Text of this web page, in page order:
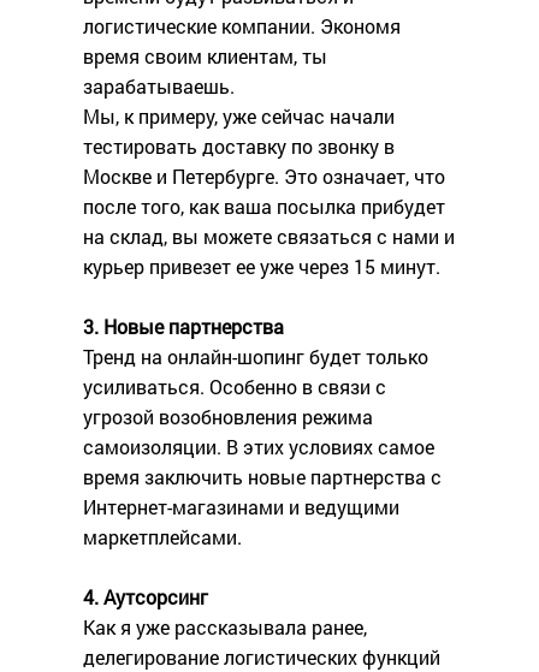
логистические компании. Экономя
время своим клиентам, ты
зарабатываешь.
Мы, к примеру, уже сейчас начали
тестировать доставку по звонку в
Москве и Петербурге. Это означает, что
после того, как ваша посылка прибудет
на склад, вы можете связаться с нами и
курьер привезет ее уже через 15 минут.
3. Новые партнерства
Тренд на онлайн-шопинг будет только
усиливаться. Особенно в связи с
угрозой возобновления режима
самоизоляции. В этих условиях самое
время заключить новые партнерства с
Интернет-магазинами и ведущими
маркетплейсами.
4. Аутсорсинг
Как я уже рассказывала ранее,
делегирование логистических функций